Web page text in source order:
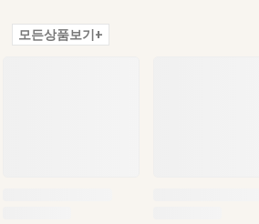
모든상품보기+